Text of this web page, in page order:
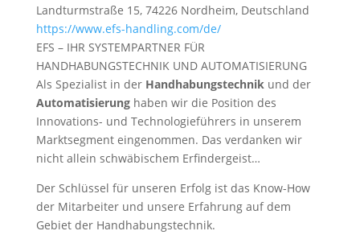
Landturmstraße 15, 74226 Nordheim, Deutschland
https://www.efs-handling.com/de/
EFS – IHR SYSTEMPARTNER FÜR
HANDHABUNGSTECHNIK UND AUTOMATISIERUNG
Als Spezialist in der Handhabungstechnikund der
Automatisierunghaben wir die Position des
Innovations- und Technologieführers in unserem
Marktsegment eingenommen. Das verdanken wir
nicht allein schwäbischem Erfindergeist…
Der Schlüssel für unseren Erfolg ist das Know-How
der Mitarbeiter und unsere Erfahrung auf dem
Gebiet der Handhabungstechnik.